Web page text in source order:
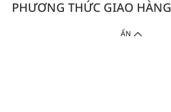
PHƯƠNG THỨC GIAO HÀNG
ẨN